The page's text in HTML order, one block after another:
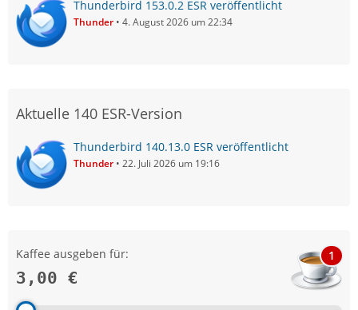
Thunderbird 153.0.2 ESR veröffentlicht
Thunder 4. August 2026 um 22:34
Aktuelle 140 ESR-Version
Thunderbird 140.13.0 ESR veröffentlicht
Thunder 22. Juli 2026 um 19:16
Kaffee ausgeben für:
3,00 €
1